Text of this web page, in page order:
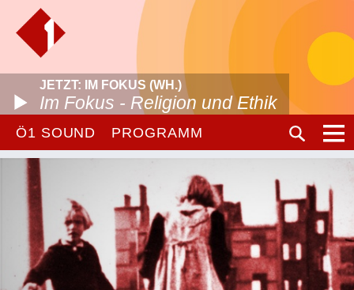
JETZT: IM FOKUS (WH.)
Im Fokus - Religion und Ethik
Ö1 SOUND PROGRAMM